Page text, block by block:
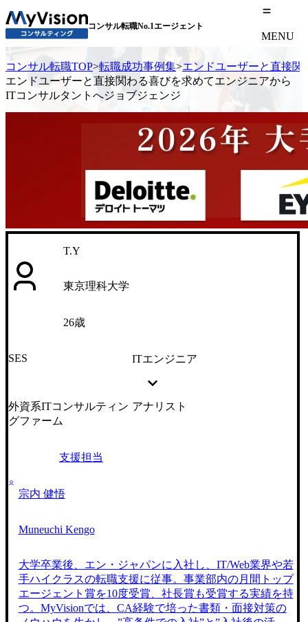
コンサル転職No.1エージェント
MENU
コンサル転職TOP>転職成功事例集>エンドユーザーと直接
エンドユーザーと直接関わる喜びを求めてエンジニアから
ITコンサルタントへジョブジェンジ
T.Y
東京理科大学
26歳
SES ITエンジニア
外資系ITコンサルティン
グファーム
アナリスト
支援担当
宗内 健悟
Muneuchi Kengo
大学卒業後、エン・ジャパンに入社し、IT/Web業界や若
手ハイクラスの転職支援に従事。事業部内の月間トップ
エージェント賞を10度受賞、社長賞も受賞する実績を持
つ。MyVisionでは、CA経験で培った書類・面接対策の